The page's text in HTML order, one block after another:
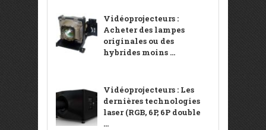
Vidéoprojecteurs :
Acheter des lampes
originales ou des
hybrides moins ...
Vidéoprojecteurs : Les
dernières technologies
laser (RGB, 6P, 6P double
...